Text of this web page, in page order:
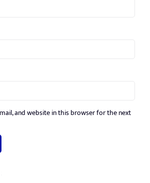
and website in this browser for the next